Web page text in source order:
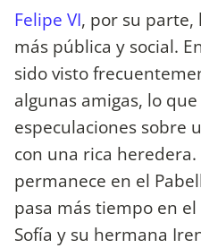
Felipe VI, por su parte,
más pública y social.
sido visto
algunas amigas, lo
especulaciones sobre
con una rica
permanece en el
pasa más tiempo en
Sofía y su hermana